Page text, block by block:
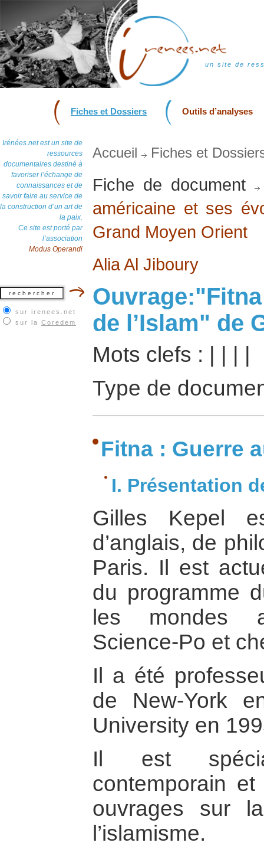
un site de
Fiches et Dossiers Outils d’analyses
Irénées.net est un site de
ressources
documentaires destiné à
favoriser l’échange de
connaissances et de
savoir faire au service de
la construction d’un art de
la paix.
Ce site est porté par
l’association
Modus Operandi
sur irenees.net
sur la Coredem
Accueil Fiches et
Fiche de document
américaine et ses
Grand Moyen Orient
Alia Al Jiboury
de l’Islam" de
Mots clefs :
Type de
Fitna : Guerre
I. Présentation
Gilles Kepel
d’anglais, de
Paris. Il est
du programme
les mondes
Science-Po et
Il a été
de New-York
University en
Il est
contemporain
ouvrages sur
l’islamisme.